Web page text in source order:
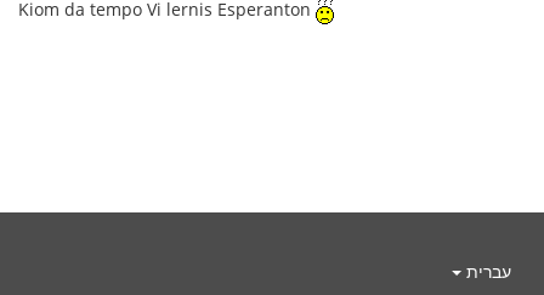
Kiom da tempo Vi lernis Esperanton
עברית